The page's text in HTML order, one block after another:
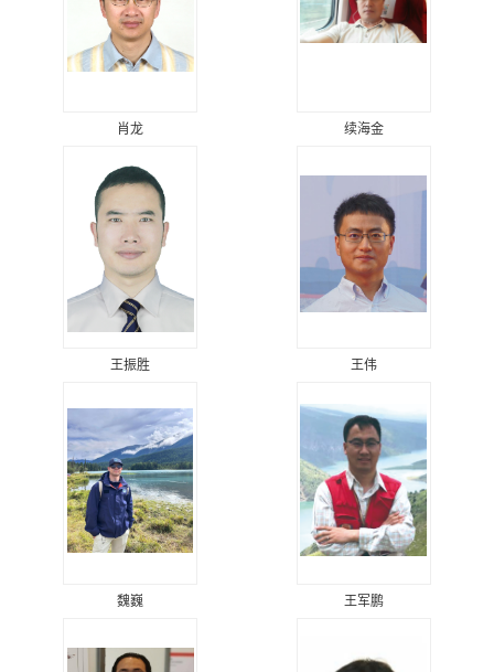
肖龙 续海金
王振胜 王伟
魏巍 王军鹏